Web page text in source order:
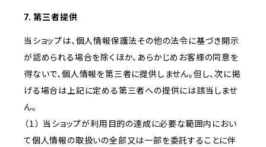
7. 第三者提供
当ショップは、個人情報保護法その他の法令に基づき開示
が認められる場合を除くほか、あらかじめお客様の同意を
得ないで、個人情報を第三者に提供しません。但し、次に掲
げる場合は上記に定める第三者への提供には該当しませ
ん。
（１） 当ショップが利用目的の達成に必要な範囲内におい
て個人情報の取扱いの全部又は一部を委託することに伴